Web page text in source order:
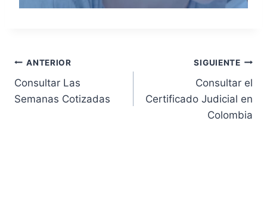
Navegación
de
ANTERIOR
Consultar Las
Semanas Cotizadas
SIGUIENTE
Consultar el
Certificado Judicial en
Colombia